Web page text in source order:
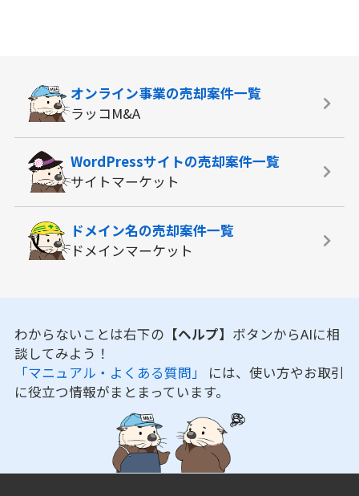
オンライン事業の売却案件一覧
ラッコM&A
WordPressサイトの売却案件一覧
サイトマーケット
ドメイン名の売却案件一覧
ドメインマーケット
わからないことは右下の 【ヘルプ】 ボタンからAIに相
談してみよう！
「マニュアル・よくある質問」 には、使い方やお取引
に役立つ情報がまとまっています。